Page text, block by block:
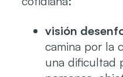
visión
camina por la
una dificultad